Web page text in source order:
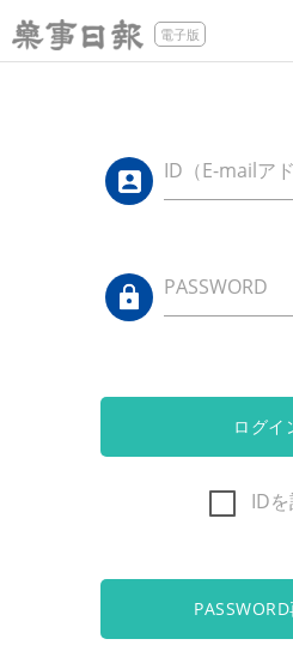
電子版
ID（E-mailアド
PASSWORD
ログイ
ID